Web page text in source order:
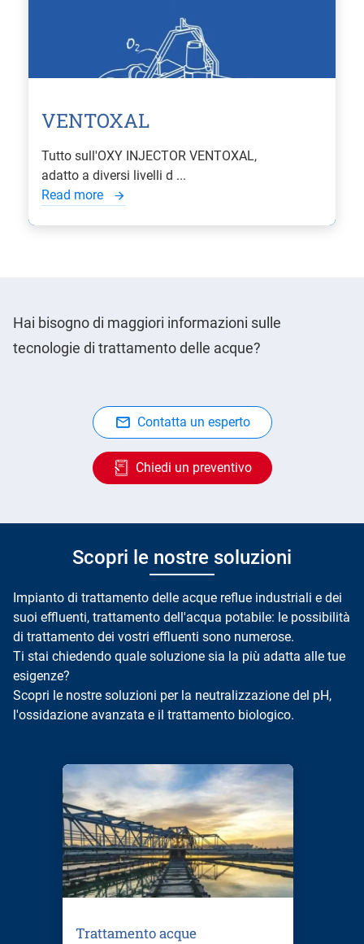
VENTOXAL
Tutto sull'OXY INJECTOR VENTOXAL,
adatto a diversi livelli d ...
Read more
Hai bisogno di maggiori informazioni sulle
tecnologie di trattamento delle acque?
Contatta un esperto
Chiedi un preventivo
Scopri le nostre soluzioni
Impianto di trattamento delle acque reflue industriali e dei
suoi effluenti, trattamento dell'acqua potabile: le possibilità
di trattamento dei vostri effluenti sono numerose.
Ti stai chiedendo quale soluzione sia la più adatta alle tue
esigenze?
Scopri le nostre soluzioni per la neutralizzazione del pH,
l'ossidazione avanzata e il trattamento biologico.
Trattamento acque